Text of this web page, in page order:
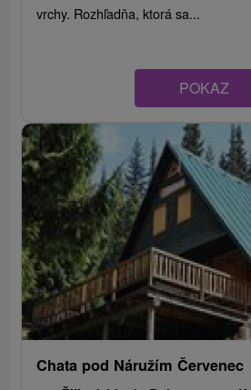
vrchy. Rozhľadňa, ktorá sa...
POKAZ
Chata pod Náružím Červenec